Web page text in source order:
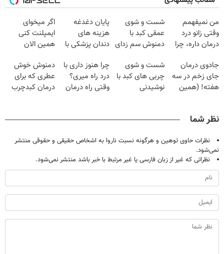
من نمیفهمم
وقتی زانو درد
درمان داره، چرا
تحمل میکنی؟❗
شست و شوی
عمقی کبد با
دمنوش سم زدای
پایان دغدغه
هزینه های
دندان پزشکی با
خانگی
اگر میخوای
ایمپلنت کنی
همین الان
۲۵ میلیون
تومان!!!
جادوی درمان
جای زخم در سه
هفته! (همین
شست و شوی
چربی های کبد با
نوشیدنی
چرا هنوز داری با
درد راه میری؟
وقتی راه درمان
دمنوش خوش
عطری که برای
درمان کبدچرب
نظر شما
نظرات حاوی توهین و هرگونه نسبت ناروا به اشخاص حقیقی و حقوقی منتشر
نمی‌شود.
نظراتی که غیر از زبان فارسی یا غیر مرتبط با خبر باشد منتشر نمی‌شود.